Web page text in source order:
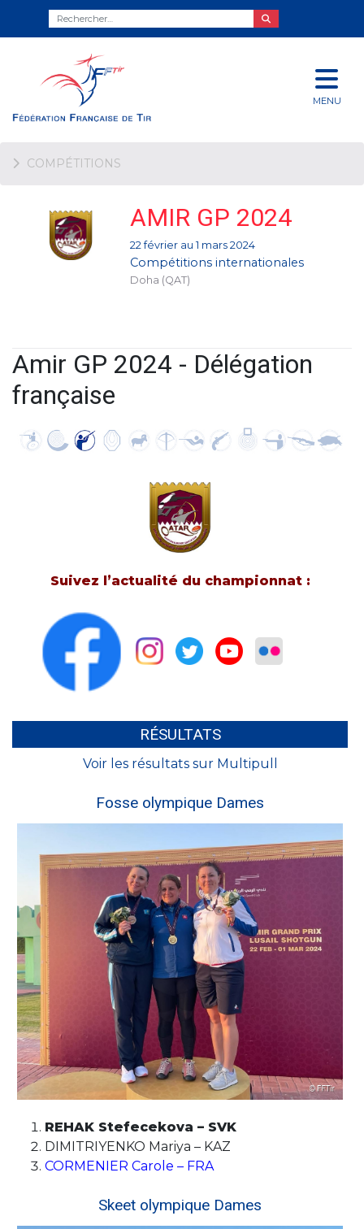
MENU
COMPÉTITIONS
AMIR GP 2024
22 février au 1 mars 2024
Compétitions internationales
Doha (QAT)
Amir GP 2024 - Délégation
française
Suivez l’actualité du championnat :
RÉSULTATS
Voir les résultats sur Multipull
Fosse olympique Dames
REHAK Stefecekova – SVK
DIMITRIYENKO Mariya – KAZ
CORMENIER Carole – FRA
Skeet olympique Dames